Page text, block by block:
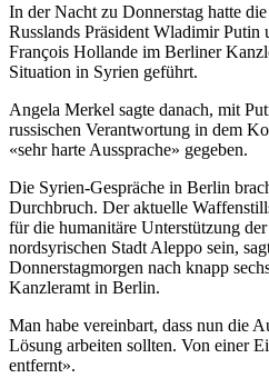
In der Nacht zu Donnerstag hatte
Russlands Präsident Wladimir Putin
François Hollande im Berliner
Situation in Syrien geführt.
Angela Merkel sagte danach, mit
russischen Verantwortung in dem
«sehr harte Aussprache» gegeben.
Die Syrien-Gespräche in Berlin
Durchbruch. Der aktuelle
für die humanitäre Unterstützung
nordsyrischen Stadt Aleppo sein,
Donnerstagmorgen nach knapp
Kanzleramt in Berlin.
Man habe vereinbart, dass nun die
Lösung arbeiten sollten. Von einer
entfernt».